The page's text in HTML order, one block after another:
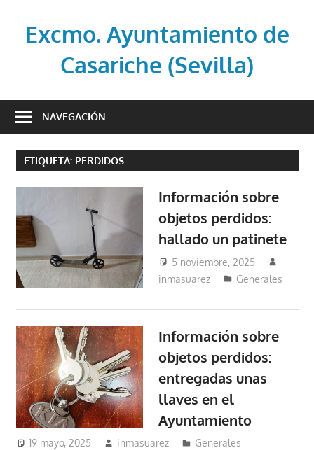
contenidoExcmo. Ayuntamiento de
Casariche (Sevilla)
oficial
Ayuntamiento
de
Casariche
NAVEGACIÓN
ETIQUETA: PERDIDOS
Información sobre
objetos perdidos:
hallado un patinete
5 noviembre, 2025
inmasuarez
Generales
Información sobre
objetos perdidos:
entregadas unas
llaves en el
Ayuntamiento
19 mayo, 2025 inmasuarez Generales